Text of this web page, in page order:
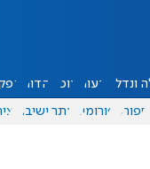
ונדל"ן דעות אוכל יהדות
ספורט פורומים אתר ישיבה